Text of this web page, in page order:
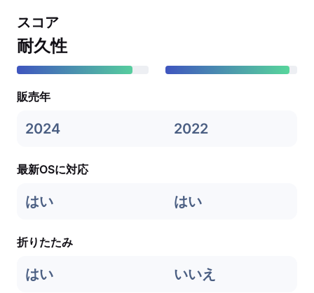
スコア
耐久性
販売年
2024 2022
最新OSに対応
はい はい
折りたたみ
はい いいえ